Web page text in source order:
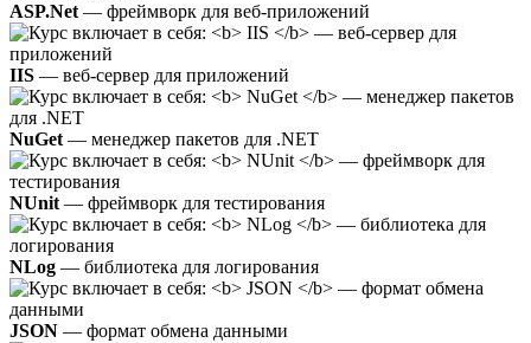
ASP.Net — фреймворк для веб-приложений
IIS — веб-сервер для приложений
NuGet — менеджер пакетов для .NET
NUnit — фреймворк для тестирования
NLog — библиотека для логирования
JSON — формат обмена данными